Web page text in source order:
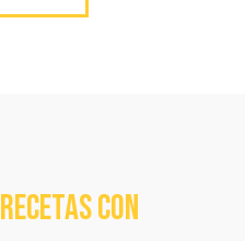
RECETAS COn